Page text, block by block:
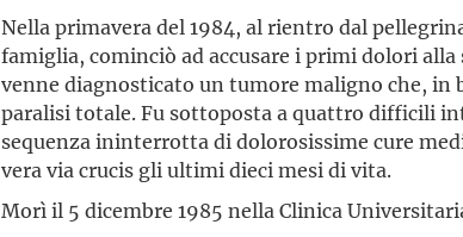
Nella primavera del 1984, al rientro dal
famiglia, cominciò ad accusare i primi dolori alla
venne diagnosticato un tumore maligno che, in
paralisi totale. Fu sottoposta a quattro difficili
sequenza ininterrotta di dolorosissime cure
vera via crucis gli ultimi dieci mesi di vita.
Morì il 5 dicembre 1985 nella Clinica